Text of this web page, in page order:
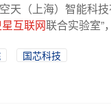
天（上海）智能科
互联网联合实验室”
国芯科技